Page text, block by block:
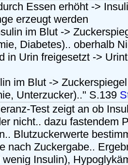
Essen erhöht ->
erzeugt werden
im Blut ->
Diabetes).. oberhalb
in Urin freigesetzt ->
im Blut ->
Unterzucker).." S.139
Test zeigt an ob
nicht.. dazu fastendem
Blutzuckerwerte
nach Zuckergabe..
Insulin),